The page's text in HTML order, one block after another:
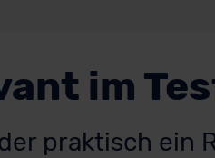
im
praktisch ein